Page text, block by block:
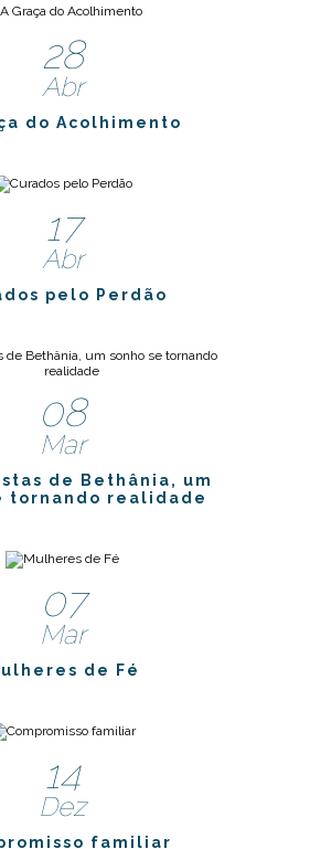
28
Abr
do Acolhimento
17
Abr
pelo Perdão
08
Mar
de Bethânia, um
tornando realidade
07
Mar
de Fé
14
Dez
familiar